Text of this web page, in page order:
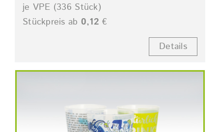
je VPE (336 Stück)
Stückpreis ab 0,12 €
Details